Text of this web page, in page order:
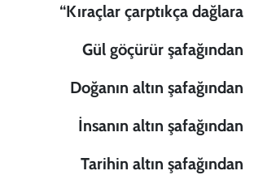
“Kıraçlar çarptıkça dağlara
Gül göçürür şafağından
Doğanın altın şafağından
İnsanın altın şafağından
Tarihin altın şafağından